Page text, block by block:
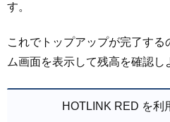
す。
これでトップアップが完了す
ム画面を表示して残高を確認し
HOTLINK RED を利